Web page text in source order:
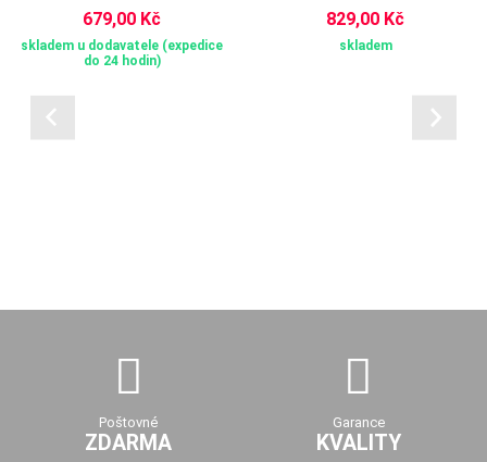
679,00 Kč
skladem u dodavatele (expedice
do 24 hodin)
829,00 Kč
skladem
Poštovné
ZDARMA
Garance
KVALITY